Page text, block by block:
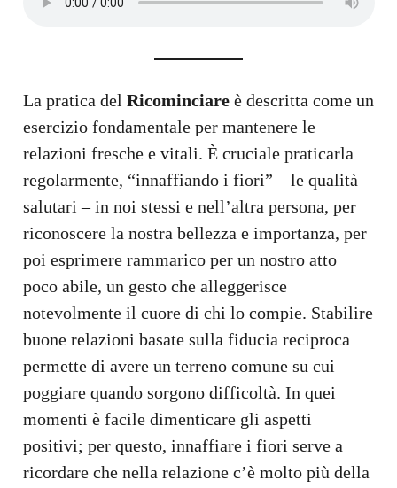
La pratica del Ricominciareè descritta come un
esercizio fondamentale per mantenere le
relazioni fresche e vitali. È cruciale praticarla
regolarmente, “innaffiando i fiori” – le qualità
salutari – in noi stessi e nell’altra persona, per
riconoscere la nostra bellezza e importanza, per
poi esprimere rammarico per un nostro atto
poco abile, un gesto che alleggerisce
notevolmente il cuore di chi lo compie. Stabilire
buone relazioni basate sulla fiducia reciproca
permette di avere un terreno comune su cui
poggiare quando sorgono difficoltà. In quei
momenti è facile dimenticare gli aspetti
positivi; per questo, innaffiare i fiori serve a
ricordare che nella relazione c’è molto più della